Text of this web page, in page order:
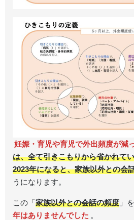
妊娠・育児や育児で外出頻度が減
は、全て引きこもりから省かれて
2023年になると、家族以外との会
うになります。
この「家族以外との会話の頻度 」
年はありませんでした 。